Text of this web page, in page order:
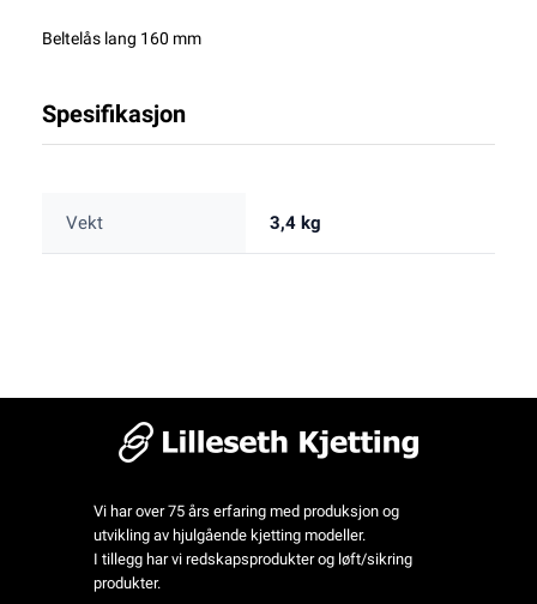
Beltelås lang 160 mm
Spesifikasjon
Vekt 3,4 kg
Vi har over 75 års erfaring med produksjon og
utvikling av hjulgående kjetting modeller.
I tillegg har vi redskapsprodukter og løft/sikring
produkter.